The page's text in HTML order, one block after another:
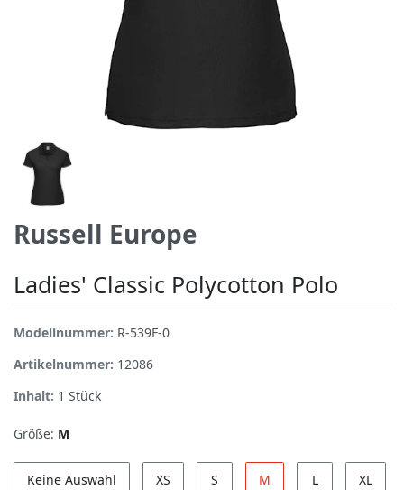
Russell Europe
Ladies' Classic Polycotton Polo
Modellnummer: R-539F-0
Artikelnummer: 12086
Inhalt: 1 Stück
Größe: M
Keine Auswahl XS S M L XL